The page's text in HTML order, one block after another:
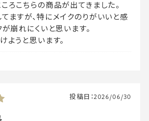
ろこちらの商品が出てきました。
ますが、特にメイクのりがいいと感
が崩れにくいと思います。
ようと思います。
投稿日：2026/06/30